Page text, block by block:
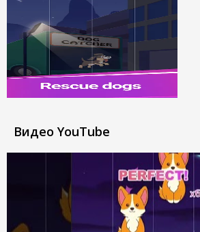
Видео YouTube